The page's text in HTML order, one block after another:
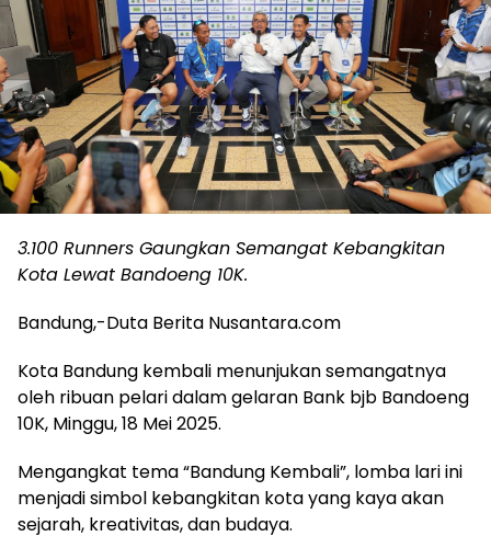
3.100 Runners Gaungkan Semangat Kebangkitan
Kota Lewat Bandoeng 10K.
Bandung,-Duta Berita Nusantara.com
Kota Bandung kembali menunjukan semangatnya
oleh ribuan pelari dalam gelaran Bank bjb Bandoeng
10K, Minggu, 18 Mei 2025.
Mengangkat tema “Bandung Kembali”, lomba lari ini
menjadi simbol kebangkitan kota yang kaya akan
sejarah, kreativitas, dan budaya.